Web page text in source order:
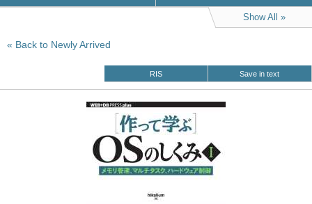
Show All
Back to Newly Arrived
RIS Save in text